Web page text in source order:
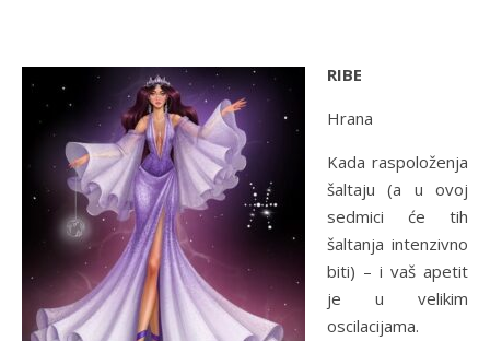
RIBE
Hrana
Kada raspoloženja
šaltaju (a u ovoj
sedmici će tih
šaltanja intenzivno
biti) – i vaš apetit
je u velikim
oscilacijama.